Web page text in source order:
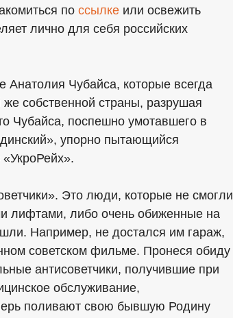
по ссылке или освежить
лично для себя российских
Чубайса, которые всегда
же собственной страны, разрушая
Чубайса, поспешно умотавшего в
упорно пытающийся
Это люди, которые не смогли
лифтами, либо очень обиженные на
Например, не достался им гараж,
советском фильме. Пронеся обиду
антисоветчики, получившие при
обслуживание,
поливают свою бывшую Родину